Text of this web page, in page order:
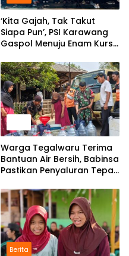
‘Kita Gajah, Tak Takut
Siapa Pun’, PSI Karawang
Gaspol Menuju Enam Kursi
Warga Tegalwaru Terima
Bantuan Air Bersih, Babinsa
Pastikan Penyaluran Tepat
Berita